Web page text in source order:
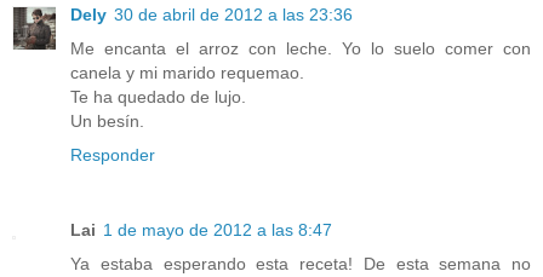
Dely 30 de abril de 2012 a las 23:36
Me encanta el arroz con leche. Yo lo suelo comer con
canela y mi marido requemao.
Te ha quedado de lujo.
Un besín.
Responder
Lai 1 de mayo de 2012 a las 8:47
Ya estaba esperando esta receta! De esta semana no